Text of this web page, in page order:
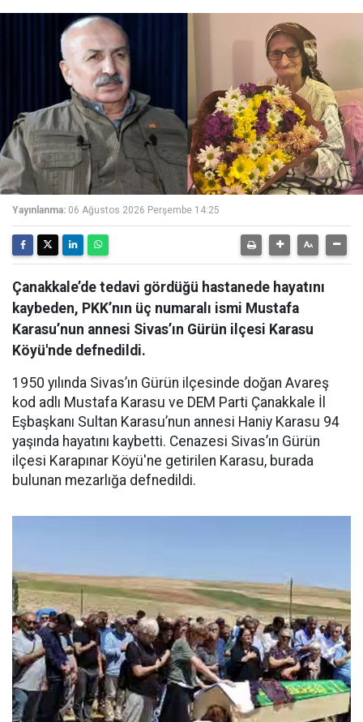
Yayınlanma: 06 Ağustos 2026 Perşembe 14:25
Çanakkale’de tedavi gördüğü hastanede hayatını
kaybeden, PKK’nın üç numaralı ismi Mustafa
Karasu’nun annesi Sivas’ın Gürün ilçesi Karasu
Köyü'nde defnedildi.
1950 yılında Sivas’ın Gürün ilçesinde doğan Avareş
kod adlı Mustafa Karasu ve DEM Parti Çanakkale İl
Eşbaşkanı Sultan Karasu’nun annesi Haniy Karasu 94
yaşında hayatını kaybetti. Cenazesi Sivas’ın Gürün
ilçesi Karapınar Köyü'ne getirilen Karasu, burada
bulunan mezarlığa defnedildi.